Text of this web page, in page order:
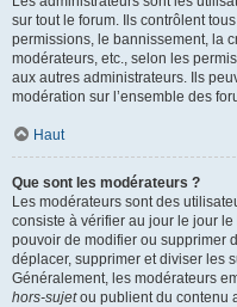
sur tout le forum. Ils contrôlent
permissions, le bannissement, la
modérateurs, etc., selon les
aux autres administrateurs. Ils
modération sur l’ensemble des
Haut
Que sont les modérateurs ?
Les modérateurs sont des
consiste à vérifier au jour le jour
pouvoir de modifier ou supprimer
déplacer, supprimer et diviser les
Généralement, les modérateurs
hors-sujetou publient du contenu